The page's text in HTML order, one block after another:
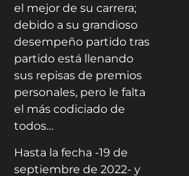
el mejor de su carrera;
debido a su grandioso
desempeño partido tras
partido está llenando
sus repisas de premios
personales, pero le falta
el más codiciado de
todos…
Hasta la fecha -19 de
septiembre de 2022- y